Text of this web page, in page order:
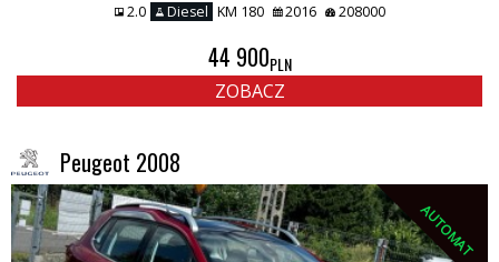
2.0 Diesel KM 180 2016 208000
44 900PLN
ZOBACZ
Peugeot 2008
AUTOMAT